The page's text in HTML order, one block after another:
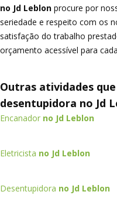
no Jd Leblon procure por
seriedade e respeito com os
satisfação do trabalho
orçamento acessível para
Outras atividades
desentupidora no Jd
Encanador no Jd Leblon
Eletricista no Jd Leblon
Desentupidora no Jd Leblon